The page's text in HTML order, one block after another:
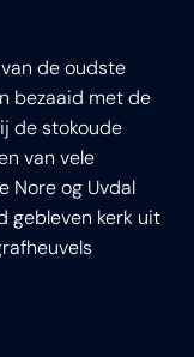
de oudste
bezaaid met de
de stokoude
van vele
Nore og Uvdal
gebleven kerk uit